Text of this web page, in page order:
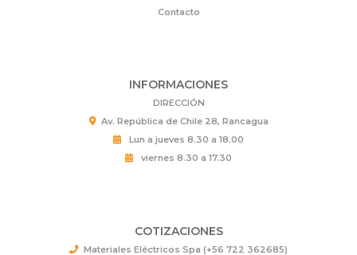
Contacto
INFORMACIONES
DIRECCIÓN
Av. República de Chile 28, Rancagua
Lun a jueves 8.30 a 18.00
viernes 8.30 a 17.30
COTIZACIONES
Materiales Eléctricos Spa (+56 722 362685)